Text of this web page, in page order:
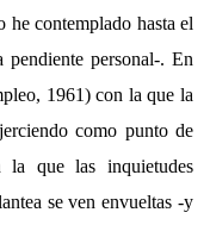
contemplado hasta el
personal-. En
1961) con la que la
como punto de
la que las inquietudes
se ven envueltas -y